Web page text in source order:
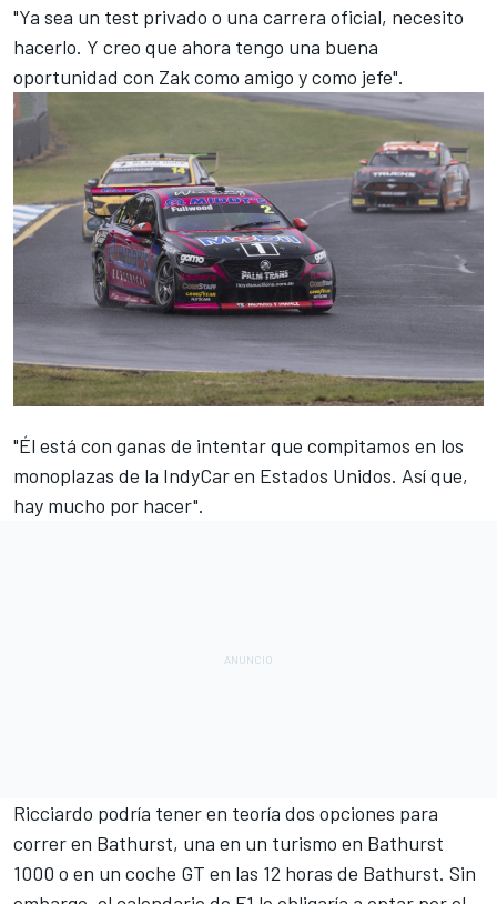
"Ya sea un test privado o una carrera oficial, necesito
hacerlo. Y creo que ahora tengo una buena
oportunidad con Zak como amigo y como jefe".
"Él está con ganas de intentar que compitamos en los
monoplazas de la IndyCar en Estados Unidos. Así que,
hay mucho por hacer".
Ricciardo podría tener en teoría dos opciones para
correr en Bathurst, una en un turismo en Bathurst
1000 o en un coche GT en las 12 horas de Bathurst. Sin